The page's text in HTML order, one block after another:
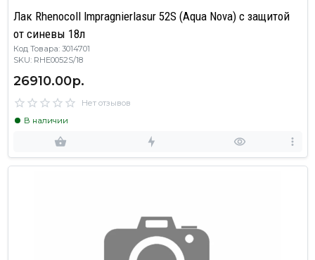
Лак Rhenocoll Impragnierlasur 52S (Aqua Nova) c защитой
от синевы 18л
Код Товара: 3014701
SKU: RHE0052S/18
26910.00р.
Нет отзывов
В наличии